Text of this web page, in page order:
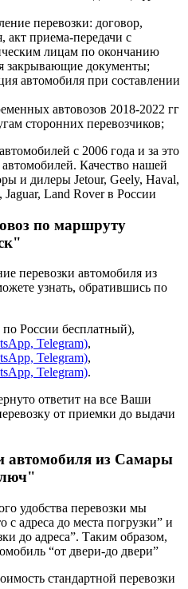
перевозки: договор,
акт приема-передачи с
лицам по окончанию
закрывающие документы;
автомобиля при составлении
автовозов 2018-2022 гг
сторонних перевозчиков;
с 2006 года и за это
Качество нашей
и дилеры Jetour, Geely, Haval,
Land Rover в России
по маршруту
перевозки автомобиля из
узнать, обратившись по
по России бесплатный),
Telegram),
Telegram),
Telegram).
ответит на все Ваши
от приемки до выдачи
автомобиля из Самары
удобства перевозки мы
с адреса до места погрузки” и
до адреса”. Таким образом,
“от двери-до двери”
стандартной перевозки